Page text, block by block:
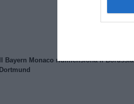
Il Bayern Monaco ridimensiona il Borussia
Dortmund